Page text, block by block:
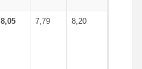
8,05 7,79 8,20